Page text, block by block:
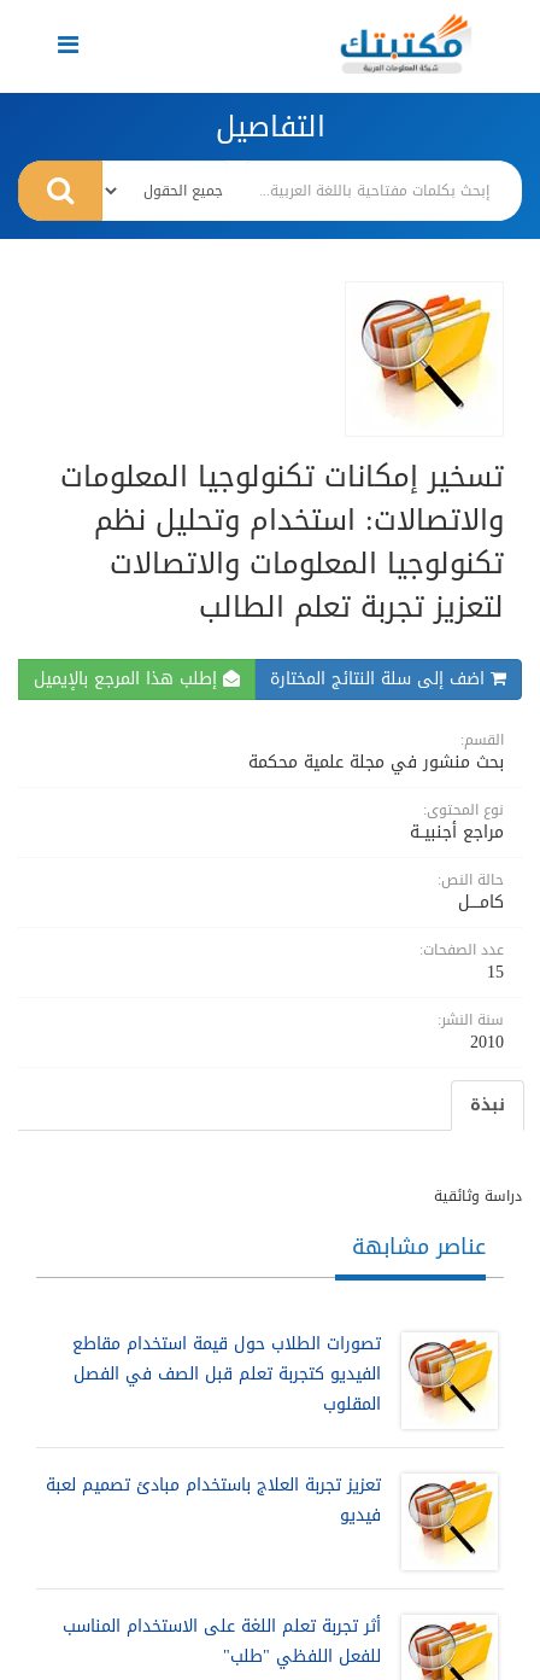
Toggle
navigation
التفاصيل
تسخير إمكانات تكنولوجيا المعلومات
والاتصالات: استخدام وتحليل نظم
تكنولوجيا المعلومات والاتصالات
لتعزيز تجربة تعلم الطالب
اضف إلى سلة النتائج المختارة إطلب هذا المرجع بالإيميل
القسم:
بحث منشور في مجلة علمية محكمة
نوع المحتوى:
مراجع أجنبيــة
حالة النص:
كامــــل
عدد الصفحات:
15
سنة النشر:
2010
نبذة
دراسة وثائقية
عناصر مشابهة
تصورات الطلاب حول قيمة استخدام مقاطع
الفيديو كتجربة تعلم قبل الصف في الفصل
المقلوب
تعزيز تجربة العلاج باستخدام مبادئ تصميم لعبة
فيديو
أثر تجربة تعلم اللغة على الاستخدام المناسب
للفعل اللفظي "طلب"